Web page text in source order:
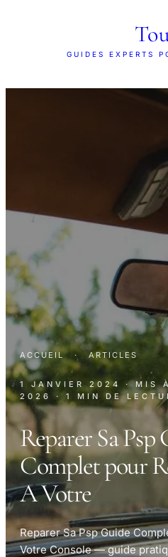
GUIDES EXPERTS
ACCUEIL · ARTICLES
1 JANVIER 2024 · MIS
2026
· 1 MIN DE
Reparer Sa Psp
Complet pour
A Votre
Reparer Sa Psp Guide
Votre Console — guide